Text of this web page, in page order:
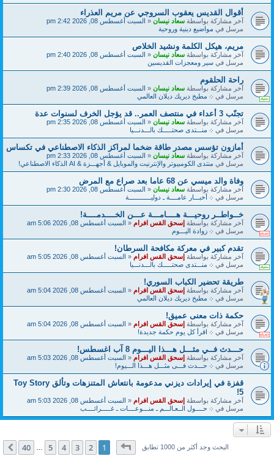
أقوال القديس يعقوب السروجي عن مريم العذراء
آخر مشاركة بواسطةسعاد نيسان«السبت أغسطس 08, 2026 2:42 pm
مرسل فيمواضيع دينية وروحية
مريم، هيكل الكلمة ونشيد الخلاص
آخر مشاركة بواسطةسعاد نيسان«السبت أغسطس 08, 2026 2:40 pm
مرسل فيسير ومعجزات القديسين
راحة الحلقوم
آخر مشاركة بواسطةسعاد نيسان«السبت أغسطس 08, 2026 2:39 pm
مرسل في܀ مطبخ ديريك ديلان العالمي
تجنّب 3 أعداء في منتصف العمر.. قد يؤجل الخرف لسنوات عدة
آخر مشاركة بواسطةسعاد نيسان«السبت أغسطس 08, 2026 2:35 pm
مرسل في܀ منـــتدى صحتـــــك بالـــدنـــيا
أمازون تؤسس مصدر طاقة ضخما لمراكز الذكاء الاصطناعي في تكساس
آخر مشاركة بواسطةسعاد نيسان«السبت أغسطس 08, 2026 2:33 pm
مرسل فيمنتدى الكومبيوتر والإنترنيت والموبايل & أجهـــزة & AI الذكاء الاصطناعي!
وفاة والد ميسي عن 68 عاما بعد صراع مع المرض
آخر مشاركة بواسطةسعاد نيسان«السبت أغسطس 08, 2026 2:30 pm
مرسل في܀ أخبـــار عامــــة ـ دوليــــــــــــة
خــواطــر روحيـــة هــــامـــة عـــن الخــــدمــــة!
آخر مشاركة بواسطةإسحق القس افرام«السبت أغسطس 08, 2026 5:06 am
مرسل في܀ زوادة اليـــوم
تقدم كبير في معركة مكافحة السرطان!
آخر مشاركة بواسطةإسحق القس افرام«السبت أغسطس 08, 2026 5:05 am
مرسل في܀ منـــتدى صحتـــــك بالـــدنـــيا
طريقة تحضير الكباب السوري!
آخر مشاركة بواسطةإسحق القس افرام«السبت أغسطس 08, 2026 5:04 am
مرسل في܀ مطبخ ديريك ديلان العالمي
حكمة ذات معنى عميق!
آخر مشاركة بواسطةإسحق القس افرام«السبت أغسطس 08, 2026 5:04 am
مرسل في܀ اقرأ كل يوم حكمة جديدة!
حـــدث فــي مثـــل هـــذا اليـــوم 8 آب اغسطس!
آخر مشاركة بواسطةإسحق القس افرام«السبت أغسطس 08, 2026 5:03 am
مرسل في܀ حـــدث فـــى مثـــل هـــذا الـــيوم!
قفزة في إيرادات ديزني مدعومة بانتعاش المتنزهات وتألق Toy Story
5!
آخر مشاركة بواسطةإسحق القس افرام«السبت أغسطس 08, 2026 5:03 am
مرسل في܀ حــــول الــعـالـــم ـ منـــوعــــات ـ غـــــرائــــب
البحث وجد أكثر من 1000 تطابق صفحة1من40
1
2
3
4
5
40 التالي